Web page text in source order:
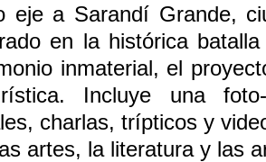
eje a Sarandí Grande,
en la histórica
inmaterial, el
Incluye una foto-
charlas, trípticos y
artes, la literatura y las